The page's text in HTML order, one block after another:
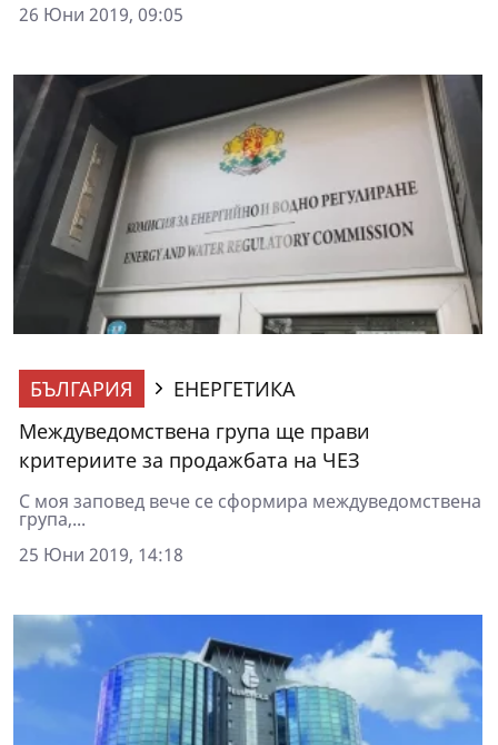
26 Юни 2019, 09:05
БЪЛГАРИЯ
ЕНЕРГЕТИКА
Междуведомствена група ще прави
критериите за продажбата на ЧЕЗ
С моя заповед вече се сформира междуведомствена
група,...
25 Юни 2019, 14:18